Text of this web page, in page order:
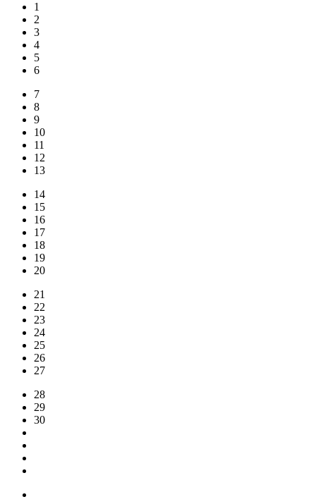
1
2
3
4
5
6
7
8
9
10
11
12
13
14
15
16
17
18
19
20
21
22
23
24
25
26
27
28
29
30